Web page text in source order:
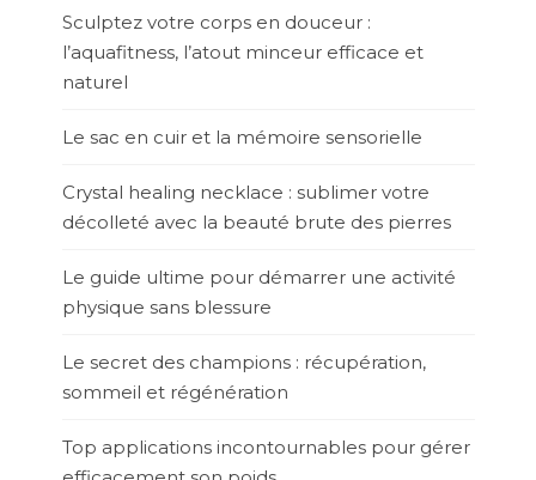
Sculptez votre corps en douceur :
l’aquafitness, l’atout minceur efficace et
naturel
Le sac en cuir et la mémoire sensorielle
Crystal healing necklace : sublimer votre
décolleté avec la beauté brute des pierres
Le guide ultime pour démarrer une activité
physique sans blessure
Le secret des champions : récupération,
sommeil et régénération
Top applications incontournables pour gérer